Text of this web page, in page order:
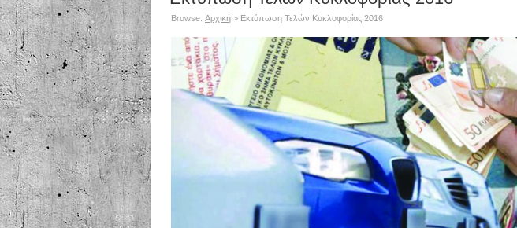
Browse: Αρχική > Εκτύπωση Τελών Κυκλοφορίας 2016